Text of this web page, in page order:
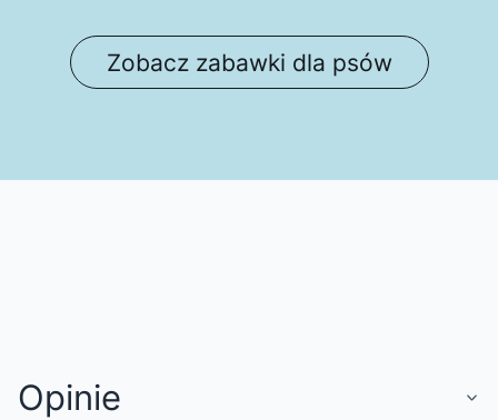
Zobacz zabawki dla psów
Opinie